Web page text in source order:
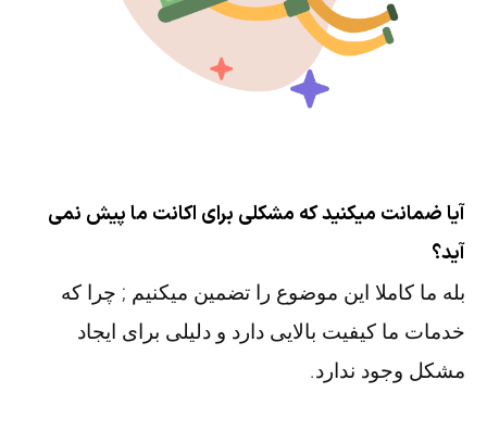
آیا ضمانت میکنید که مشکلی برای اکانت ما پیش نمی
آید؟
بله ما کاملا این موضوع را تضمین میکنیم ; چرا که
خدمات ما کیفیت بالایی دارد و دلیلی برای ایجاد
مشکل وجود ندارد.